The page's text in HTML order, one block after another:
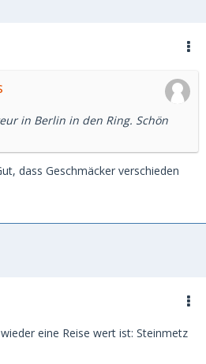
in Berlin in den Ring. Schön
dass Geschmäcker verschieden
eine Reise wert ist: Steinmetz